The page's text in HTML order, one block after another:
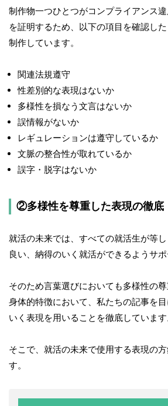
制作物一つひとつがコンプライアンス
を証明するため、以下の項目を確認し
制作しています。
関連法規遵守
性差別的な表現はないか
多様性を損なう文言はないか
誤情報がないか
レギュレーションは遵守しているか
文脈の整合性が取れているか
誤字・脱字はないか
②多様性を尊重した表現の徹底
就活の未来では、すべての就活生が等
良い、納得のいく就活ができるようサポ
そのため言葉選びにおいても多様性の尊
身体的特徴において、私たちの記事を
いく表現を用いることを徹底しています
そこで、就活の未来で使用する表現の
す。